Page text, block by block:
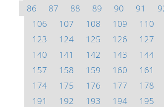
86
87 88 89 90 91
106
107 108 109 110
123
124 125 126 127
140
141 142 143 144
157
158 159 160 161
174
175 176 177 178
191
192 193 194 195